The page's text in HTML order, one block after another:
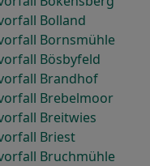
Bolland
Bornsmühle
Bösbyfeld
Brandhof
Brebelmoor
Breitwies
Briest
Bruchmühle